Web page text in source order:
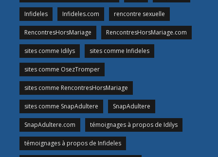
Infideles Infideles.com rencontre sexuelle
RencontresHorsMariage RencontresHorsMariage.com
sites comme Idilys sites comme Infideles
sites comme OsezTromper
sites comme RencontresHorsMariage
sites comme SnapAdultere SnapAdultere
SnapAdultere.com témoignages à propos de Idilys
témoignages à propos de Infideles